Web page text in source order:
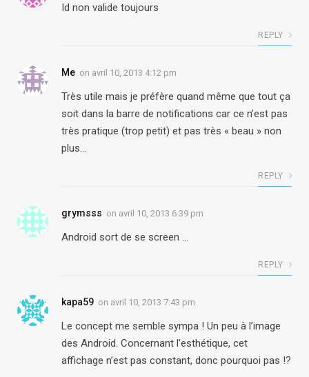
Id non valide toujours
REPLY
Me on avril 10, 2013 4:12 pm
Très utile mais je préfère quand même que tout ça
soit dans la barre de notifications car ce n’est pas
très pratique (trop petit) et pas très « beau » non
plus…
REPLY
grymsss on avril 10, 2013 6:39 pm
Android sort de se screen …
REPLY
kapa59 on avril 10, 2013 7:43 pm
Le concept me semble sympa ! Un peu à l’image
des Android. Concernant l’esthétique, cet
affichage n’est pas constant, donc pourquoi pas !?